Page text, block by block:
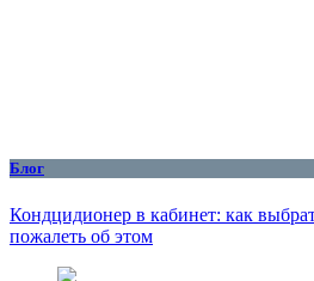
Блог
Кондцидионер в кабинет: как
пожалеть об этом